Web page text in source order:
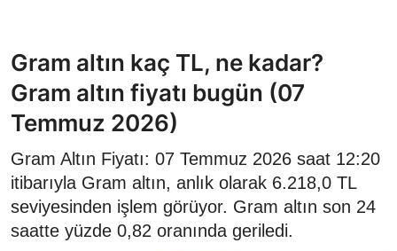
Gram altın kaç TL, ne kadar?
Gram altın fiyatı bugün (07
Temmuz 2026)
Gram Altın Fiyatı: 07 Temmuz 2026 saat 12:20
itibarıyla Gram altın, anlık olarak 6.218,0 TL
seviyesinden işlem görüyor. Gram altın son 24
saatte yüzde 0,82 oranında geriledi.